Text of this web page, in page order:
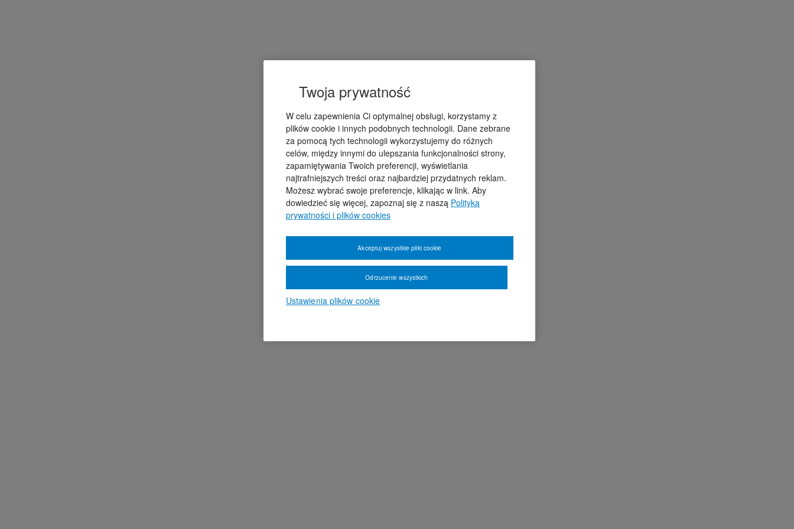
Twoja prywatność
W celu zapewnienia Ci optymalnej obsługi, korzystamy z
plików cookie i innych podobnych technologii. Dane zebrane
za pomocą tych technologii wykorzystujemy do różnych
celów, między innymi do ulepszania funkcjonalności strony,
zapamiętywania Twoich preferencji, wyświetlania
najtrafniejszych treści oraz najbardziej przydatnych reklam.
Możesz wybrać swoje preferencje, klikając w link. Aby
dowiedzieć się więcej, zapoznaj się z naszą Polityką
prywatności i plików cookies
Ustawienia plików cookie
Odrzucenie wszystkich
Akceptuj wszystkie pliki cookie